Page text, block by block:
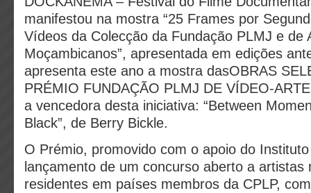
manifestou na mostra “25 Frames por
Vídeos da Colecção da Fundação PLMJ e de
Moçambicanos”, apresentada em edições
apresenta este ano a mostra dasOBRAS
PRÉMIO FUNDAÇÃO PLMJ DE VÍDEO-
a vencedora desta iniciativa: “Between
Black”, de Berry Bickle.
O Prémio, promovido com o apoio do
lançamento de um concurso aberto a artistas
residentes em países membros da CPLP,